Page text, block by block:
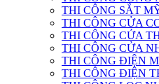
THI CÔNG SẮT
THI CÔNG CỬA
THI CÔNG CỬA
THI CÔNG CỬA
THI CÔNG ĐIỆN
THI CÔNG ĐIỆN